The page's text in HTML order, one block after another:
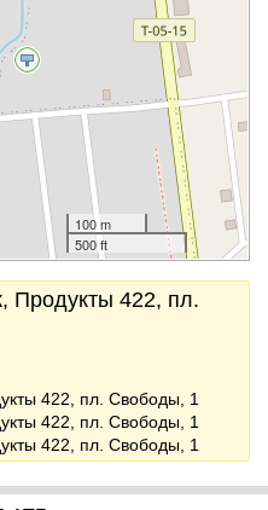
100 m
500 ft
Продукты 422, пл.
422, пл. Свободы, 1
422, пл. Свободы, 1
422, пл. Свободы, 1